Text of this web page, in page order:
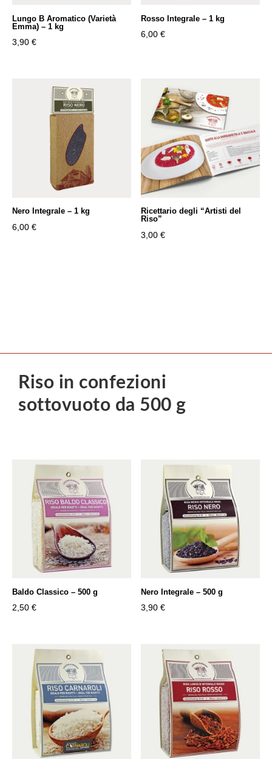
Lungo B Aromatico (Varietà
Emma) – 1 kg
3,90 €
Rosso Integrale – 1 kg
6,00€
Nero Integrale – 1 kg
6,00 €
Ricettario degli “Artisti del
Riso”
3,00€
Riso in confezioni
sottovuoto da 500 g
Baldo Classico – 500 g
2,50 €
Nero Integrale – 500 g
3,90€